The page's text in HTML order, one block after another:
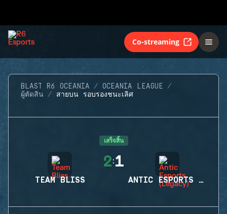
Co-streaming
BLAST R6 OCEANIA
OCEANIA LEAGUE
ผู้ตัดสิน
สายบน รอบรองชนะเลิศ
เสร็จสิ้น
TEAM BLISS
2:1
ANTIC ESPORTS (LEGACY)